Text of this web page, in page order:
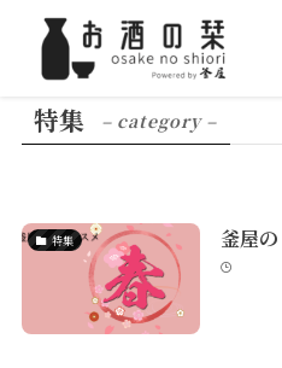
特集 – category –
特集 釜屋の